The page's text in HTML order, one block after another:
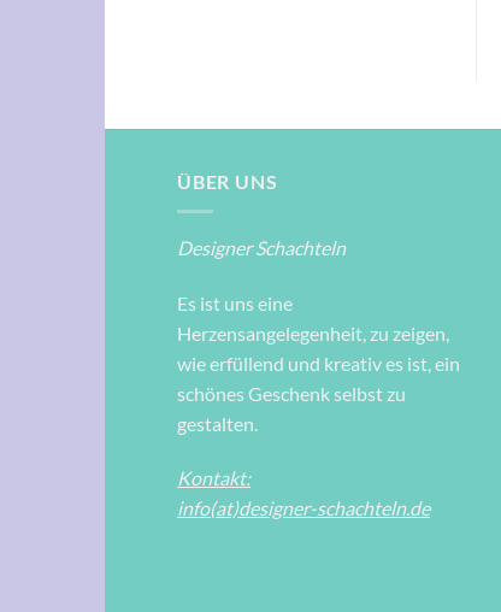
ÜBER UNS
Designer Schachteln
Es ist uns eine
Herzensangelegenheit, zu zeigen,
wie erfüllend und kreativ es ist, ein
schönes Geschenk selbst zu
gestalten.
Kontakt:
info(at)designer-schachteln.de